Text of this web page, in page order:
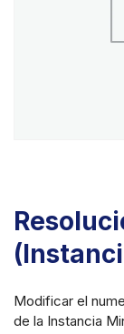
Modificar el
de la Instancia